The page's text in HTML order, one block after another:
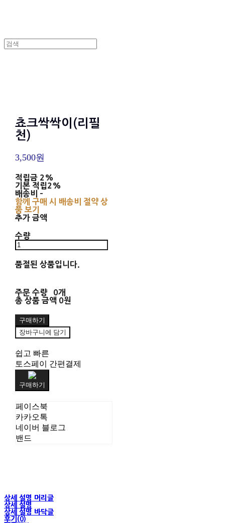
쵸크싹싹이(리필
천)
3,500원
적립금 2%
기본 적립2%
배송비 -
함께 구매 시 배송비 절약 상
품 보기
추가 금액
수량
품절된 상품입니다.
주문 수량
0개
총 상품 금액 0원
구매하기
장바구니에 담기
쉽고 빠른
토스페이 간편결제
구매하기
페이스북
카카오톡
네이버 블로그
밴드
상세 설명 머리글
상세 설명
상세 설명 바닥글
후기(0)